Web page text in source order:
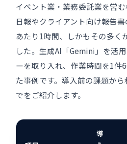
イベント業・業務委託業を営む
日報やクライアント向け報告
あたり1時間、しかもその多く
した。生成AI「Gemini」を活
ーを取り入れ、作業時間を1件
た事例です。導入前の課題か
でをご紹介します。
導